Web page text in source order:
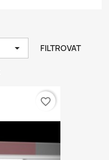
 FILTROVAT
favorite_border